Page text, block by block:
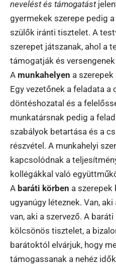
nevelést és támogatást
gyermekek szerepe pedig
szülők iránti tisztelet. A
szerepet játszanak, ahol a
támogatják és
A munkahelyen a
Egy vezetőnek a feladata a
döntéshozatal és a
munkatársnak pedig a
szabályok betartása és a
részvétel. A munkahelyi
kapcsolódnak a
kollégákkal való
A baráti körben a szerepek
ugyanúgy léteznek. Van,
van, aki a szervező. A
kölcsönös tisztelet, a
barátoktól elvárjuk, hogy
támogassanak a nehéz